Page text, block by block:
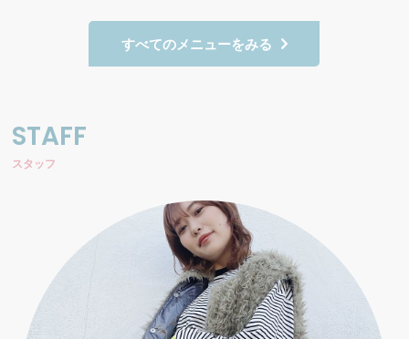
すべてのメニューをみる
STAFF
スタッフ